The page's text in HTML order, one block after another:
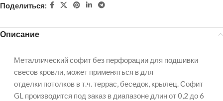
Поделиться:
Описание
Металлический софит без перфорации для подшивки
свесов кровли, может применяться в для
отделки потолков в т.ч. террас, беседок, крылец. Софит
GL производится под заказ в диапазоне длин от 0,2 до 6